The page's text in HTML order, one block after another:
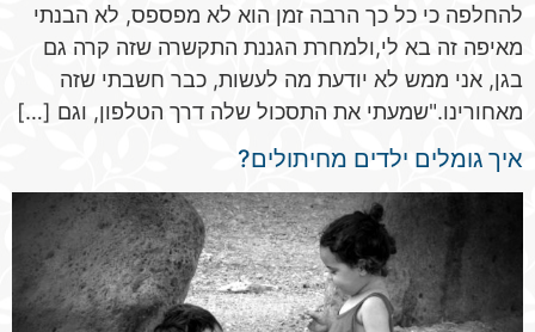
להחלפה כי כל כך הרבה זמן הוא לא מפספס, לא הבנתי
מאיפה זה בא לי,ולמחרת הגננת התקשרה שזה קרה גם
בגן, אני ממש לא יודעת מה לעשות, כבר חשבתי שזה
מאחורינו."שמעתי את התסכול שלה דרך הטלפון, וגם […]
איך גומלים ילדים מחיתולים?